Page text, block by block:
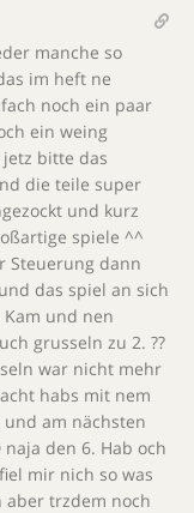
manche so
im heft ne
noch ein paar
ein weing
bitte das
die teile super
und kurz
spiele ^^
Steuerung dann
das spiel an sich
und nen
grusseln zu 2. ??
war nicht mehr
habs mit nem
am nächsten
den 6. Hab och
mir nich so was
aber trzdem noch